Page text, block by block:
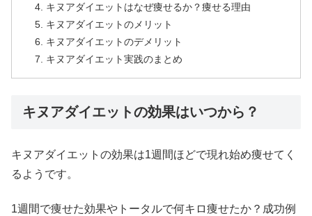
キヌアダイエットはなぜ痩せるか？痩せる理由
キヌアダイエットのメリット
キヌアダイエットのデメリット
キヌアダイエット実践のまとめ
キヌアダイエットの効果はいつから？
キヌアダイエットの効果は1週間ほどで現れ始め痩せてく
るようです。
1週間で痩せた効果やトータルで何キロ痩せたか？成功例